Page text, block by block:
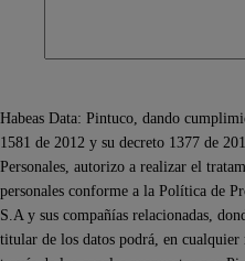
Habeas Data: Pintuco, dando
1581 de 2012 y su decreto 1377 de
Personales, autorizo a realizar el
personales conforme a la Política de
S.A y sus compañías relacionadas,
titular de los datos podrá, en cualquier